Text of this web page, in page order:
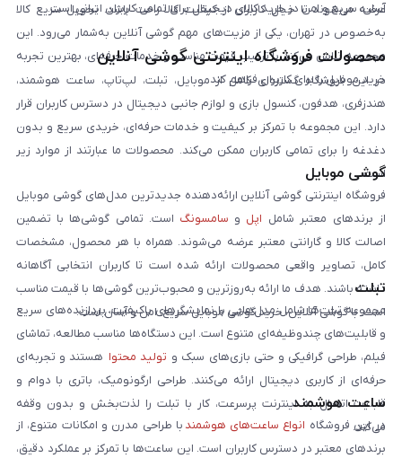
آسان، سریع و امن در خرید کالای دیجیتال برای تمامی کاربران ایرانی است.
عرضه می‌شوند تا خیال کاربران از کیفیت کالا راحت باشد. تحویل سریع کالا
به‌خصوص در تهران، یکی از مزیت‌های مهم گوشی آنلاین به‌شمار می‌رود. این
مجموعه تلاش می‌کند با ترکیب قیمت مناسب و خدمات حرفه‌ای، بهترین تجربه
خرید موبایل را برای کاربران فراهم کند.
محصولات فروشگاه اینترنتی گوشی آنلاین
در این فروشگاه گستره‌ای کامل از موبایل، تبلت، لپ‌تاپ، ساعت هوشمند،
هندزفری، هدفون، کنسول بازی و لوازم جانبی دیجیتال در دسترس کاربران قرار
دارد. این مجموعه با تمرکز بر کیفیت و خدمات حرفه‌ای، خریدی سریع و بدون
دغدغه را برای تمامی کاربران ممکن می‌کند. محصولات ما عبارتند از موارد زیر
است:
گوشی موبایل
فروشگاه اینترنتی گوشی آنلاین ارائه‌دهنده جدیدترین مدل‌های گوشی موبایل
از برندهای معتبر شامل اپل و سامسونگ است. تمامی گوشی‌ها با تضمین
اصالت کالا و گارانتی معتبر عرضه می‌شوند. همراه با هر محصول، مشخصات
کامل، تصاویر واقعی محصولات ارائه شده است تا کاربران انتخابی آگاهانه
داشته باشند. هدف ما ارائه به‌روزترین و محبوب‌ترین گوشی‌ها با قیمت مناسب
است. با گوشی آنلاین، خرید گوشی موبایل سریع، امن و آسان است.
تبلت
مجموعه تبلت‌ها شامل مدل‌هایی با نمایشگرهای باکیفیت، پردازنده‌های سریع
و قابلیت‌های چندوظیفه‌ای متنوع است. این دستگاه‌ها مناسب مطالعه، تماشای
فیلم، طراحی گرافیکی و حتی بازی‌های سبک و تولید محتوا هستند و تجربه‌ای
حرفه‌ای از کاربری دیجیتال ارائه می‌کنند. طراحی ارگونومیک، باتری با دوام و
قابلیت اتصال به اینترنت پرسرعت، کار با تبلت را لذت‌بخش و بدون وقفه
می‌کند.
ساعت هوشمند
در این فروشگاه انواع ساعت‌های هوشمند با طراحی مدرن و امکانات متنوع، از
برندهای معتبر در دسترس کاربران است. این ساعت‌ها با تمرکز بر عملکرد دقیق،